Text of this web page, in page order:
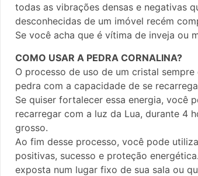
todas as vibrações densas e negativas
desconhecidas de um imóvel recém
Se você acha que é vítima de inveja ou
COMO USAR A PEDRA CORNALINA?
O processo de uso de um cristal
pedra com a capacidade de se
Se quiser fortalecer essa energia, você
recarregar com a luz da Lua, durante 4
grosso.
Ao fim desse processo, você pode
positivas, sucesso e proteção
exposta num lugar fixo de sua sala ou